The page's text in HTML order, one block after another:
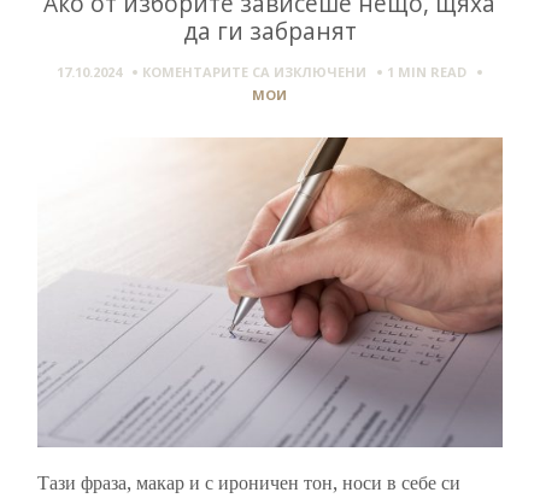
да ги забранят
17.10.2024 КОМЕНТАРИТЕ СА ИЗКЛЮЧЕНИЗА
ИЗБОРИТЕ
ЗАВИСЕШЕ
НЕЩО,
ЩЯХА
ГИ
ЗАБРАНЯТ
1 MIN READ
МОИ
Тази фраза, макар и с ироничен тон, носи в себе си